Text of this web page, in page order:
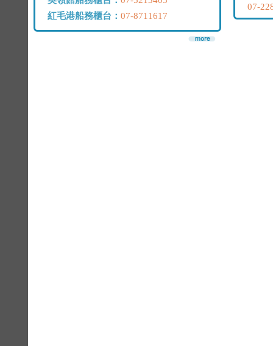
紅毛港船務櫃台： 07-8711617
07-